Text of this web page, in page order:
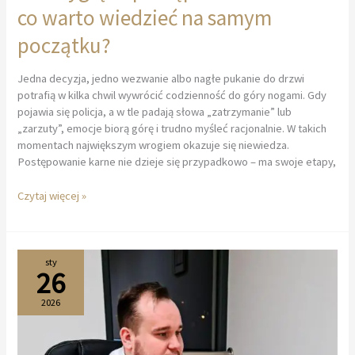
co warto wiedzieć na samym
początku?
Jedna decyzja, jedno wezwanie albo nagłe pukanie do drzwi
potrafią w kilka chwil wywrócić codzienność do góry nogami. Gdy
pojawia się policja, a w tle padają słowa „zatrzymanie” lub
„zarzuty”, emocje biorą górę i trudno myśleć racjonalnie. W takich
momentach największym wrogiem okazuje się niewiedza.
Postępowanie karne nie dzieje się przypadkowo – ma swoje etapy,
Jak
warto
samym
Czytaj więcej »
sty
26
2026